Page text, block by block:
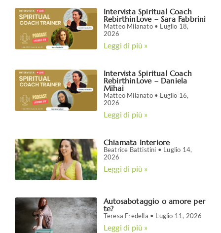
Intervista Spiritual Coach
RebirthinLove – Sara Fabbrini
Matteo Milanato
Luglio 18,
2026
Leggi di più »
Intervista Spiritual Coach
RebirthinLove – Daniela
Mihai
Matteo Milanato
Luglio 16,
2026
Leggi di più »
Chiamata Interiore
Beatrice Battistini
Luglio 14,
2026
Leggi di più »
Autosabotaggio o amore per
te?
Teresa Fredella Luglio 11, 2026
Leggi di più »